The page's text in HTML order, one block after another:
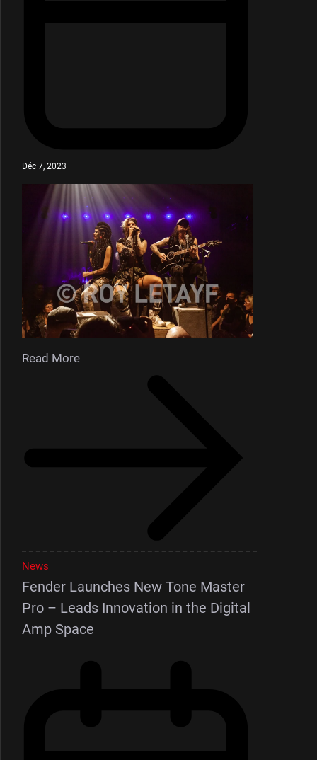
Déc 7, 2023
Read More
News
Fender Launches New Tone Master
Pro – Leads Innovation in the Digital
Amp Space